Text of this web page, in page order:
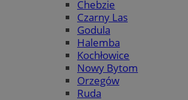
Chebzie
Czarny Las
Godula
Halemba
Kochłowice
Nowy Bytom
Orzegów
Ruda